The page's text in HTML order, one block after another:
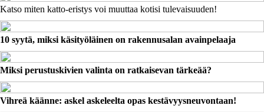
Katso miten katto-eristys voi muuttaa kotisi tulevaisuuden!
10 syytä, miksi käsityöläinen on rakennusalan avainpelaaja
Miksi perustuskivien valinta on ratkaisevan tärkeää?
Vihreä käänne: askel askeleelta opas kestävyysneuvontaan!